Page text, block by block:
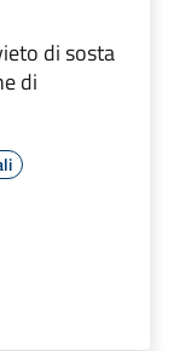
di sosta
di